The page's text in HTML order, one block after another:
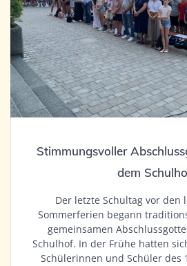
Stimmungsvoller
dem
Der letzte Schultag vor den
Sommerferien begann
gemeinsamen
Schulhof. In der Frühe hatten
Schülerinnen und Schüler des